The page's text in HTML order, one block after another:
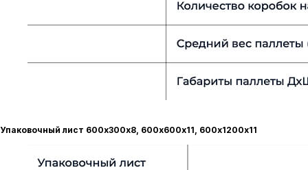
Упаковочный лист 600х300х8, 600х600х11, 600х1200х11